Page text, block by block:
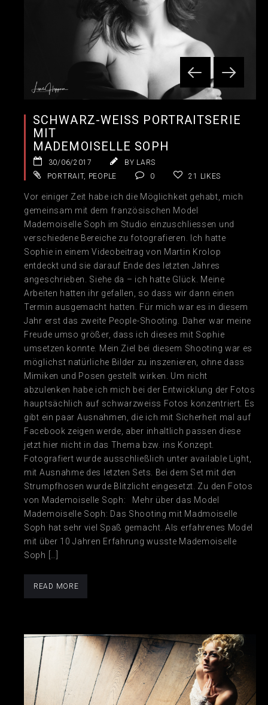
SCHWARZ-WEISS PORTRAITSERIE M
IT
MADEMOISELLE SOPH
30/06/2017
BY LARS
PORTRAIT, PEOPLE 0 21 LIKES
Vor einiger Zeit habe ich die Möglichkeit gehabt, mich
gemeinsam mit dem französischen Model
Mademoiselle Soph im Studio einzuschliessen und
verschiedene Bereiche zu fotografieren. Ich hatte
Sophie in einem Videobeitrag von Martin Krolop
entdeckt und sie darauf Ende des letzten Jahres
angeschrieben. Siehe da – ich hatte Glück. Meine
Arbeiten hatten ihr gefallen, so dass wir dann einen
Termin ausgemacht hatten. Für mich war es in diesem
Jahr erst das zweite People-Shooting. Daher war meine
Freude umso größer, dass ich dieses mit Sophie
umsetzen konnte. Mein Ziel bei diesem Shooting war es
möglichst natürliche Bilder zu inszenieren, ohne dass
Mimiken und Posen gestellt wirken. Um nicht
abzulenken habe ich mich bei der Entwicklung der Fotos
hauptsächlich auf schwarzweiss Fotos konzentriert. Es
gibt ein paar Ausnahmen, die ich mit Sicherheit mal auf
Facebook zeigen werde, aber inhaltlich passen diese
jetzt hier nicht in das Thema bzw. ins Konzept.
Fotografiert wurde ausschließlich unter available Light,
mit Ausnahme des letzten Sets. Bei dem Set mit den
Strumpfhosen wurde Blitzlicht eingesetzt. Zu den Fotos
von Mademoiselle Soph: Mehr über das Model
Mademoiselle Soph: Das Shooting mit Madmoiselle
Soph hat sehr viel Spaß gemacht. Als erfahrenes Model
mit über 10 Jahren Erfahrung wusste Mademoiselle
Soph […]
READ MORE